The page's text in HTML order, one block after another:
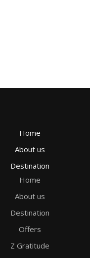
Home
About us
Destination
Home
About us
Destination
Offers
Z Gratitude